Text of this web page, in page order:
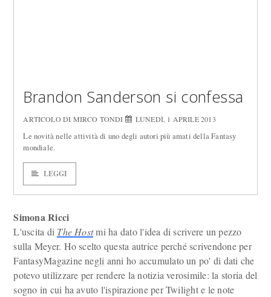
Brandon Sanderson si confessa
ARTICOLO DI MIRCO TONDI LUNEDÌ, 1 APRILE 2013
Le novità nelle attività di uno degli autori più amati della Fantasy
mondiale.
LEGGI
Simona Ricci
L'uscita di The Hostmi ha dato l'idea di scrivere un pezzo
sulla Meyer. Ho scelto questa autrice perché scrivendone per
FantasyMagazine negli anni ho accumulato un po' di dati che
potevo utilizzare per rendere la notizia verosimile: la storia del
sogno in cui ha avuto l'ispirazione per Twilight e le note